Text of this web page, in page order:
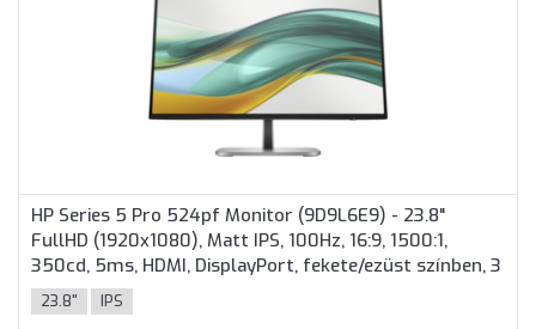
HP Series 5 Pro 524pf Monitor (9D9L6E9) - 23.8"
FullHD (1920x1080), Matt IPS, 100Hz, 16:9, 1500:1,
350cd, 5ms, HDMI, DisplayPort, fekete/ezüst színben, 3
év garancia
23.8" IPS